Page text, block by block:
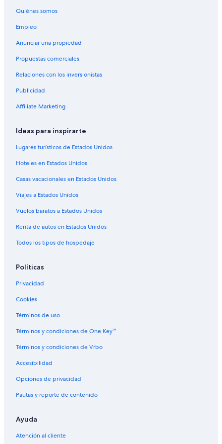
Hilton Hotels en Roche
Hoteles en Roche
Hoteles en Yvorne
Quiénes somos
Empleo
Anunciar una propiedad
Propuestas comerciales
Relaciones con los inversionistas
Publicidad
Affiliate Marketing
Ideas para inspirarte
Lugares turísticos de Estados Unidos
Hoteles en Estados Unidos
Casas vacacionales en Estados Unidos
Viajes a Estados Unidos
Vuelos baratos a Estados Unidos
Renta de autos en Estados Unidos
Todos los tipos de hospedaje
Políticas
Privacidad
Cookies
Términos de uso
Términos y condiciones de One Key™
Términos y condiciones de Vrbo
Accesibilidad
Opciones de privacidad
Pautas y reporte de contenido
Ayuda
Atención al cliente